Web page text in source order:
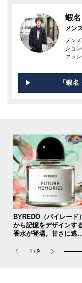
蝦
メン
メン
ショ
ァッ
「蝦
BYREDO（バイレード）
から記憶をデザインす
香水が登場。甘さに逃
ラ”の魅力とは？【8月
1 / 9